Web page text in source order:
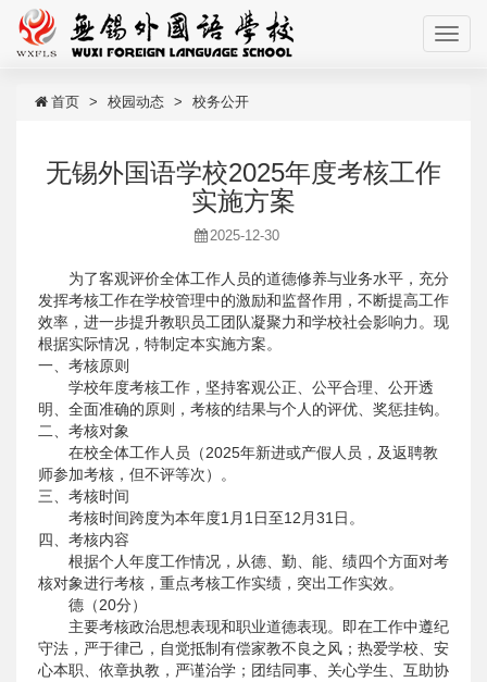
首页 校园动态 校务公开
无锡外国语学校2025年度考核工作
实施方案
2025-12-30
为了客观评价全体工作人员的道德修养与业务水平，充分
发挥考核工作在学校管理中的激励和监督作用，不断提高工作
效率，进一步提升教职员工团队凝聚力和学校社会影响力。现
根据实际情况，特制定本实施方案。
一、考核原则
学校年度考核工作，坚持客观公正、公平合理、公开透
明、全面准确的原则，考核的结果与个人的评优、奖惩挂钩。
二、考核对象
在校全体工作人员（2025年新进或产假人员，及返聘教
师参加考核，但不评等次）。
三、考核时间
考核时间跨度为本年度1月1日至12月31日。
四、考核内容
根据个人年度工作情况，从德、勤、能、绩四个方面对考
核对象进行考核，重点考核工作实绩，突出工作实效。
德（20分）
主要考核政治思想表现和职业道德表现。即在工作中遵纪
守法，严于律己，自觉抵制有偿家教不良之风；热爱学校、安
心本职、依章执教，严谨治学；团结同事、关心学生、互助协